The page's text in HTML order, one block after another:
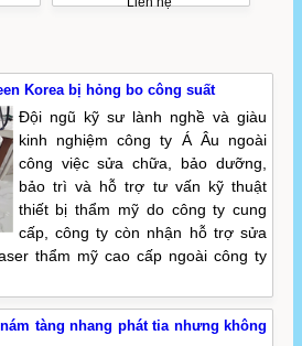
Korea bị hỏng bo công suất
Đội ngũ kỹ sư lành nghề và giàu
kinh nghiệm công ty Á Âu ngoài
công việc sửa chữa, bảo dưỡng,
bảo trì và hỗ trợ tư vấn kỹ thuật
thiết bị thẩm mỹ do công ty cung
cấp, công ty còn nhận hỗ trợ sửa
thẩm mỹ cao cấp ngoài công ty
tàng nhang phát tia nhưng không